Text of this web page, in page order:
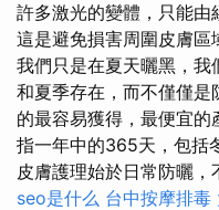
許多激光的變體，只能由
這是避免損害周圍皮膚區
我們只是在夏天曬黑，
和夏季存在，而不僅僅
的最容易獲得，最便宜的
指一年中的365天，包括
皮膚護理始於日常防曬，
seo是什么 台中按摩排毒